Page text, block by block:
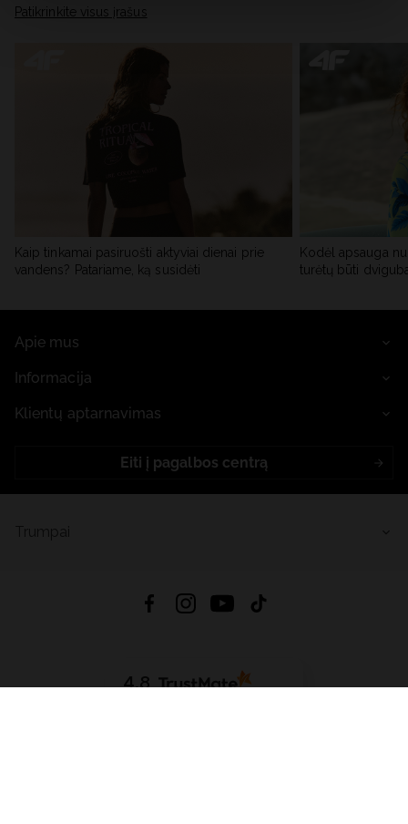
skiltyje „Išsami informacija“.
Patikrinkite visus įrašus
Kaip tinkamai pasiruošti aktyviai dienai prie
vandens? Patariame, ką susidėti
Kodėl apsauga
turėtų būti
Apie mus
Informacija
Klientų aptarnavimas
Eiti į pagalbos centrą
4.8